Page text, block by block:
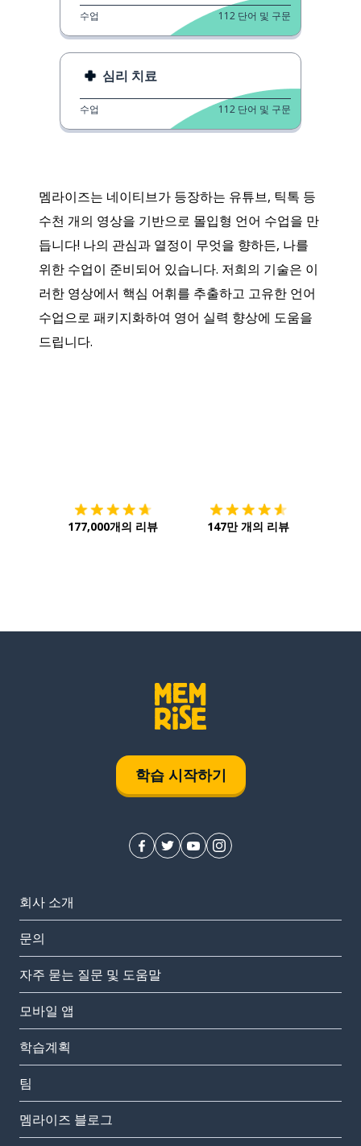
멤라이즈는 네이티브가 등장하는 유튜브, 틱톡 등
수천 개의 영상을 기반으로 몰입형 언어 수업을 만
듭니다! 나의 관심과 열정이 무엇을 향하든, 나를
위한 수업이 준비되어 있습니다. 저희의 기술은 이
러한 영상에서 핵심 어휘를 추출하고 고유한 언어
수업으로 패키지화하여 영어 실력 향상에 도움을
드립니다.
수업 112 단어 및 구문
심리 치료
수업 112 단어 및 구문
177,000개의 리뷰 147만 개의 리뷰
학습 시작하기
회사 소개
문의
자주 묻는 질문 및 도움말
모바일 앱
학습계획
팀
멤라이즈 블로그